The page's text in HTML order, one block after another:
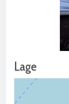
Lage